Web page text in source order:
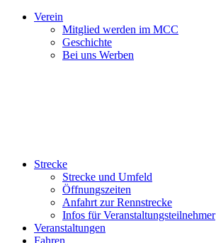
Verein
Mitglied werden im MCC
Geschichte
Bei uns Werben
Strecke
Strecke und Umfeld
Öffnungszeiten
Anfahrt zur Rennstrecke
Infos für Veranstaltungsteilnehmer
Veranstaltungen
Fahren